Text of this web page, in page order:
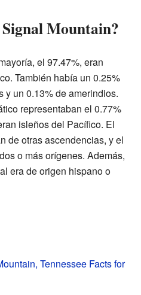
Signal Mountain?
el 97.47%, eran
También había un 0.25%
y un 0.13% de amerindios.
representaban el 0.77%
isleños del Pacífico. El
de otras ascendencias, y el
o más orígenes. Además,
era de origen hispano o
Tennessee Facts for